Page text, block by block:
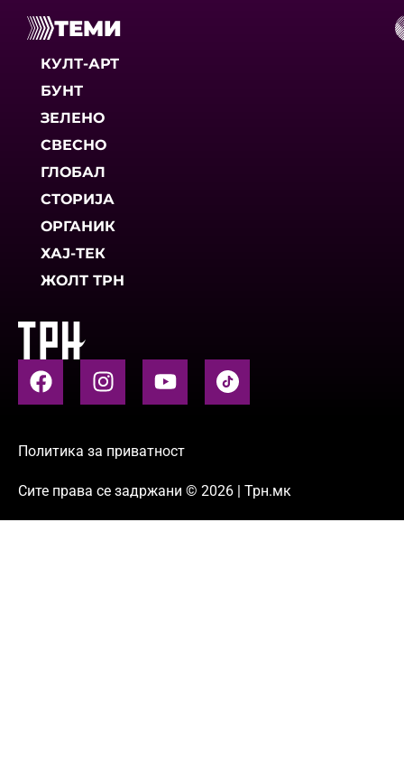
ТЕМИ
КУЛТ-АРТ
БУНТ
ЗЕЛЕНО
СВЕСНО
ГЛОБАЛ
СТОРИЈА
ОРГАНИК
ХАЈ-ТЕК
ЖОЛТ ТРН
Политика за приватност
Сите права се задржани © 2026 | Трн.мк